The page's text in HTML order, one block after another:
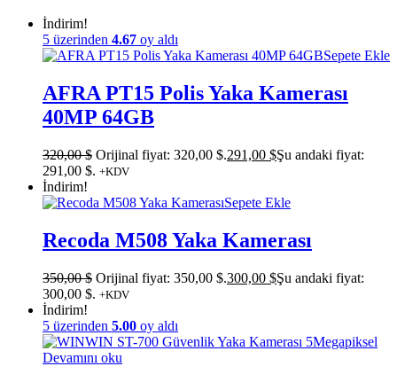
İndirim!
5 üzerinden 4.67 oy aldı
Sepete Ekle
AFRA PT15 Polis Yaka Kamerası
40MP 64GB
320,00$ Orijinal fiyat: 320,00 $.291,00 $Şu andaki fiyat:
291,00 $. +KDV
İndirim!
Sepete Ekle
Recoda M508 Yaka Kamerası
350,00$ Orijinal fiyat: 350,00 $.300,00 $Şu andaki fiyat:
300,00 $. +KDV
İndirim!
5 üzerinden 5.00 oy aldı
Devamını oku